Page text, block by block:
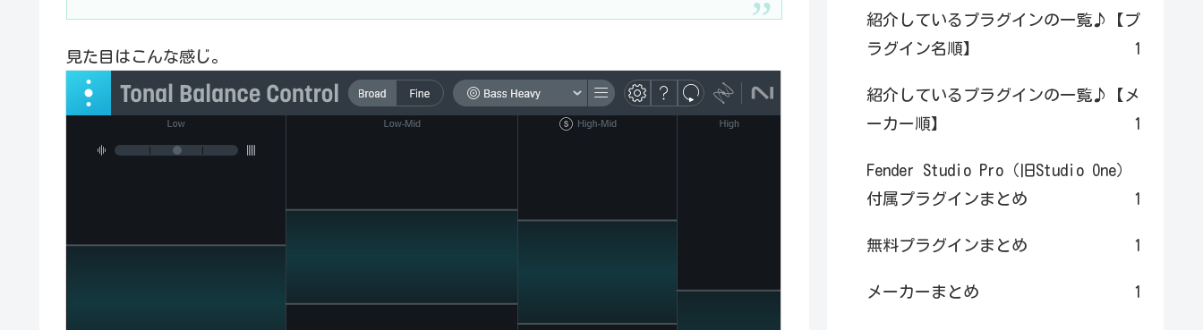
見た目はこんな感じ。
紹介しているプラグインの一覧♪【プ
ラグイン名順】
1
紹介しているプラグインの一覧♪【メ
ーカー順】
1
Fender Studio Pro（旧Studio One）
付属プラグインまとめ
1
無料プラグインまとめ 1
メーカーまとめ 1